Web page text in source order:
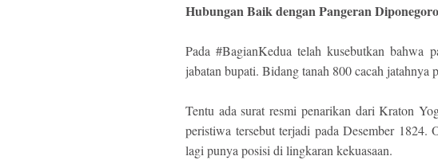
Hubungan Baik dengan Pangeran Diponegoro
Pada #BagianKedua telah kusebutkan bahwa
jabatan bupati. Bidang tanah 800 cacah
Tentu ada surat resmi penarikan dari Kraton
peristiwa tersebut terjadi pada Desember 1824.
lagi punya posisi di lingkaran kekuasaan.